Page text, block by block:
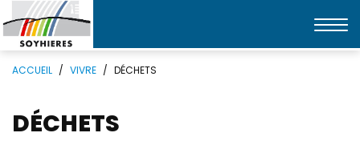
clés
Rechercher
la
ACCUEIL VIVRE DÉCHETS
DÉCHETS